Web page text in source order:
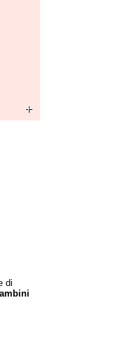
di